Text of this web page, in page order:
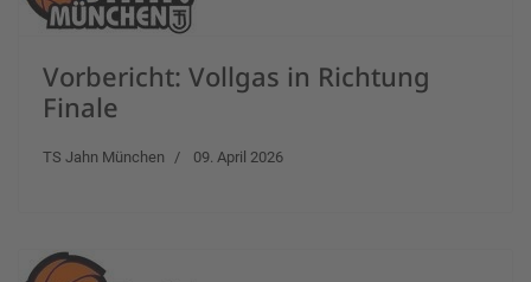
Vorbericht: Vollgas in Richtung
Finale
TS Jahn München 09. April 2026